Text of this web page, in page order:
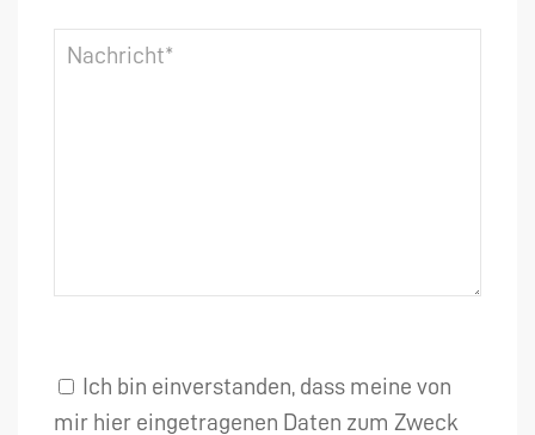
Ich bin einverstanden, dass meine von
mir hier eingetragenen Daten zum Zweck